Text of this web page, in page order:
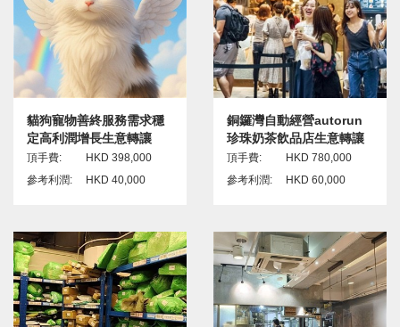
貓狗寵物善終服務需求穩
定高利潤增長生意轉讓
頂手費:
HKD 398,000
參考利潤:
HKD 40,000
銅鑼灣自動經營autorun
珍珠奶茶飲品店生意轉讓
頂手費:
HKD 780,000
參考利潤:
HKD 60,000